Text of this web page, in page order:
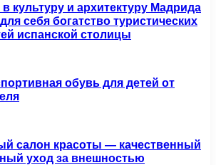
культуру и архитектуру Мадрида
себя богатство туристических
испанской столицы
обувь для детей от
салон красоты — качественный
уход за внешностью